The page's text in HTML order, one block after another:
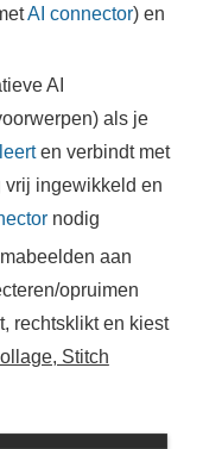
AI connector) en
AI
als je
en verbindt met
vrij ingewikkeld en
nodig
aan
opruimen
rechtsklikt en kiest
Stitch